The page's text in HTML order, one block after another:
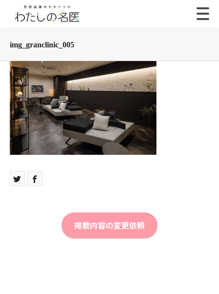
img_granclinic_005
掲載内容の変更依頼